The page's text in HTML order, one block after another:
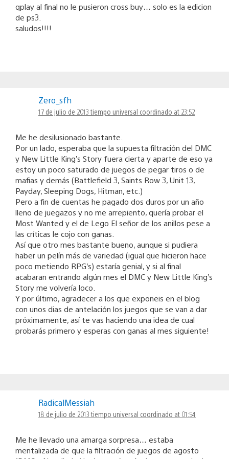
qplay al final no le pusieron cross buy… solo es la edicion
de ps3.
saludos!!!!
Zero_sfh
17 de julio de 2013 tiempo universal coordinado at 23:52
Me he desilusionado bastante.
Por un lado, esperaba que la supuesta filtración del DMC
y New Little King’s Story fuera cierta y aparte de eso ya
estoy un poco saturado de juegos de pegar tiros o de
mafias y demás (Battlefield 3, Saints Row 3, Unit 13,
Payday, Sleeping Dogs, Hitman, etc.)
Pero a fin de cuentas he pagado dos duros por un año
lleno de juegazos y no me arrepiento, quería probar el
Most Wanted y el de Lego El señor de los anillos pese a
las críticas le cojo con ganas.
Así que otro mes bastante bueno, aunque si pudiera
haber un pelín más de variedad (igual que hicieron hace
poco metiendo RPG’s) estaría genial, y si al final
acabaran entrando algún mes el DMC y New Little King’s
Story me volvería loco.
Y por último, agradecer a los que exponeis en el blog
con unos dias de antelación los juegos que se van a dar
próximamente, así te vas haciendo una idea de cual
probarás primero y esperas con ganas al mes siguiente!
RadicalMessiah
18 de julio de 2013 tiempo universal coordinado at 01:54
Me he llevado una amarga sorpresa… estaba
mentalizada de que la filtración de juegos de agosto